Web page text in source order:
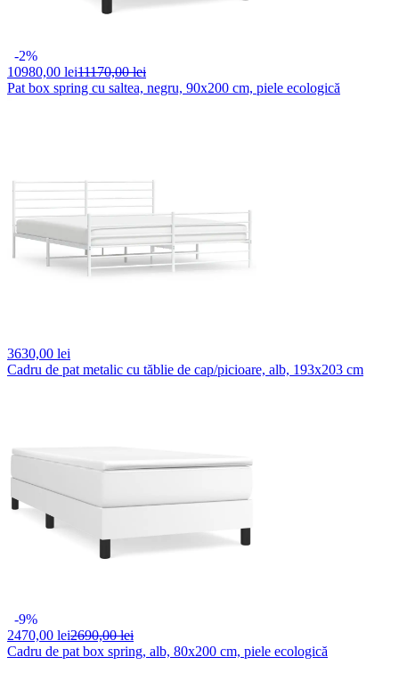
-2%
10980,00 lei11170,00 lei
Pat box spring cu saltea, negru, 90x200 cm, piele ecologică
3630,00 lei
Cadru de pat metalic cu tăblie de cap/picioare, alb, 193x203 cm
-9%
2470,00 lei2690,00 lei
Cadru de pat box spring, alb, 80x200 cm, piele ecologică